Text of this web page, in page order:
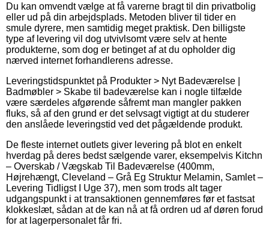
Du kan omvendt vælge at få varerne bragt til din privatbolig
eller ud på din arbejdsplads. Metoden bliver til tider en
smule dyrere, men samtidig meget praktisk. Den billigste
type af levering vil dog utvivlsomt være selv at hente
produkterne, som dog er betinget af at du opholder dig
nærved internet forhandlerens adresse.
Leveringstidspunktet på Produkter > Nyt Badeværelse |
Badmøbler > Skabe til badeværelse kan i nogle tilfælde
være særdeles afgørende såfremt man mangler pakken
fluks, så af den grund er det selvsagt vigtigt at du studerer
den anslåede leveringstid ved det pågældende produkt.
De fleste internet outlets giver levering på blot en enkelt
hverdag på deres bedst sælgende varer, eksempelvis Kitchn
– Overskab / Vægskab Til Badeværelse (400mm,
Højrehængt, Cleveland – Grå Eg Struktur Melamin, Samlet –
Levering Tidligst I Uge 37), men som trods alt tager
udgangspunkt i at transaktionen gennemføres før et fastsat
klokkeslæt, sådan at de kan nå at få ordren ud af døren forud
for at lagerpersonalet får fri.